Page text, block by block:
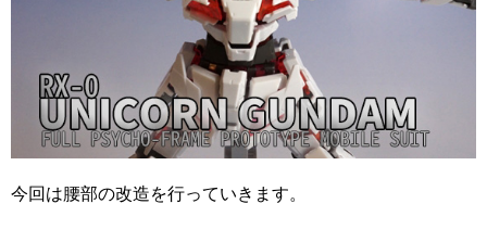
今回は腰部の改造を行っていきます。